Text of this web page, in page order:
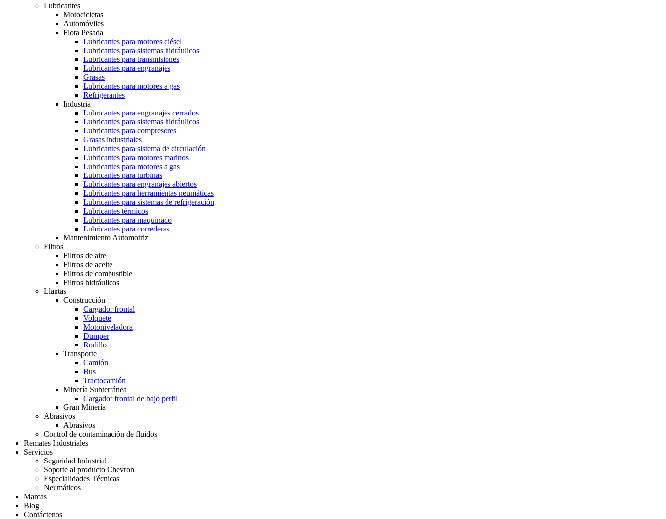
Lubricantes
Motocicletas
Automóviles
Flota Pesada
Lubricantes para motores diésel
Lubricantes para sistemas hidráulicos
Lubricantes para transmisiones
Lubricantes para engranajes
Grasas
Lubricantes para motores a gas
Refrigerantes
Industria
Lubricantes para engranajes cerrados
Lubricantes para sistemas hidráulicos
Lubricantes para compresores
Grasas industriales
Lubricantes para sistema de circulación
Lubricantes para motores marinos
Lubricantes para motores a gas
Lubricantes para turbinas
Lubricantes para engranajes abiertos
Lubricantes para herramientas neumáticas
Lubricantes para sistemas de refrigeración
Lubricantes térmicos
Lubricantes para maquinado
Lubricantes para correderas
Mantenimiento Automotriz
Filtros
Filtros de aire
Filtros de aceite
Filtros de combustible
Filtros hidráulicos
Llantas
Construcción
Cargador frontal
Volquete
Motoniveladora
Dumper
Rodillo
Transporte
Camión
Bus
Tractocamión
Minería Subterránea
Cargador frontal de bajo perfil
Gran Minería
Abrasivos
Abrasivos
Control de contaminación de fluidos
Remates Industriales
Servicios
Seguridad Industrial
Soporte al producto Chevron
Especialidades Técnicas
Neumáticos
Marcas
Blog
Contáctenos